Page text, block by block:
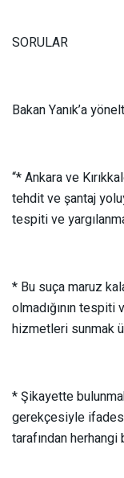
SORULAR
Bakan Yanık’a
“* Ankara ve
tehdit ve şantaj
tespiti ve
* Bu suça maruz
olmadığının
hizmetleri sunmak
* Şikayette
gerekçesiyle
tarafından herhangi